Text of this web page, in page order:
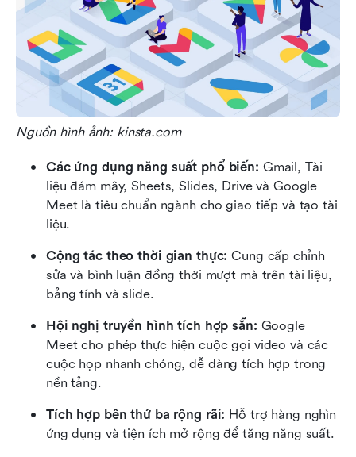
Nguồn hình ảnh: kinsta.com
Các ứng dụng năng suất phổ biến: Gmail, Tài
liệu đám mây, Sheets, Slides, Drive và Google
Meet là tiêu chuẩn ngành cho giao tiếp và tạo tài
liệu.
Cộng tác theo thời gian thực: Cung cấp chỉnh
sửa và bình luận đồng thời mượt mà trên tài liệu,
bảng tính và slide.
Hội nghị truyền hình tích hợp sẵn: Google
Meet cho phép thực hiện cuộc gọi video và các
cuộc họp nhanh chóng, dễ dàng tích hợp trong
nền tảng.
Tích hợp bên thứ ba rộng rãi: Hỗ trợ hàng nghìn
ứng dụng và tiện ích mở rộng để tăng năng suất.